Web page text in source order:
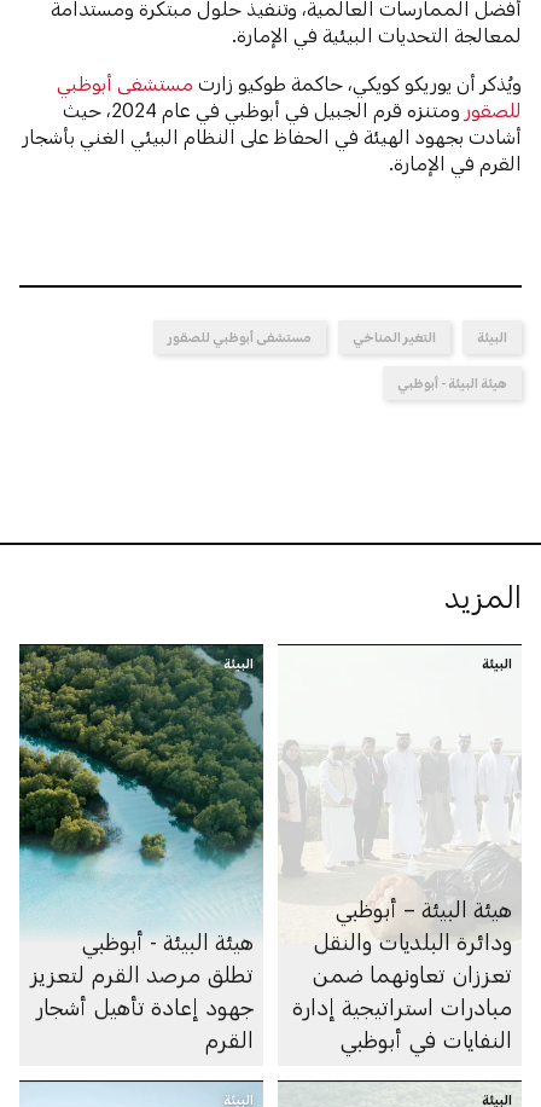
أفضل الممارسات العالمية، وتنفيذ حلول مبتكرة ومستدامة
لمعالجة التحديات البيئية في الإمارة.
ويُذكر أن يوريكو كويكي، حاكمة طوكيو زارتمستشفى أبوظبي
للصقور
ومتنزه قرم الجبيل في أبوظبي في عام 2024، حيث
أشادت بجهود الهيئة في الحفاظ على النظام البيئي الغني بأشجار
القرم في الإمارة.
البيئة التغير المناخي مستشفى أبوظبي للصقور
هيئة البيئة - أبوظبي
المزيد
البيئة
هيئة البيئة – أبوظبي
ودائرة البلديات والنقل
تعززان تعاونهما ضمن
مبادرات استراتيجية إدارة
النفايات في أبوظبي
البيئة
هيئة البيئة - أبوظبي
تطلق مرصد القرم لتعزيز
جهود إعادة تأهيل أشجار
القرم
البيئة البيئة